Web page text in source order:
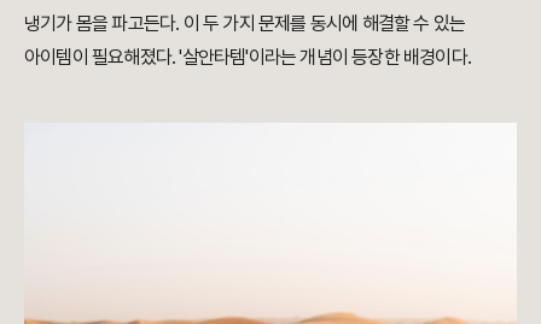
냉기가 몸을 파고든다. 이 두 가지 문제를 동시에 해결할 수 있는
아이템이 필요해졌다. '살안타템'이라는 개념이 등장한 배경이다.